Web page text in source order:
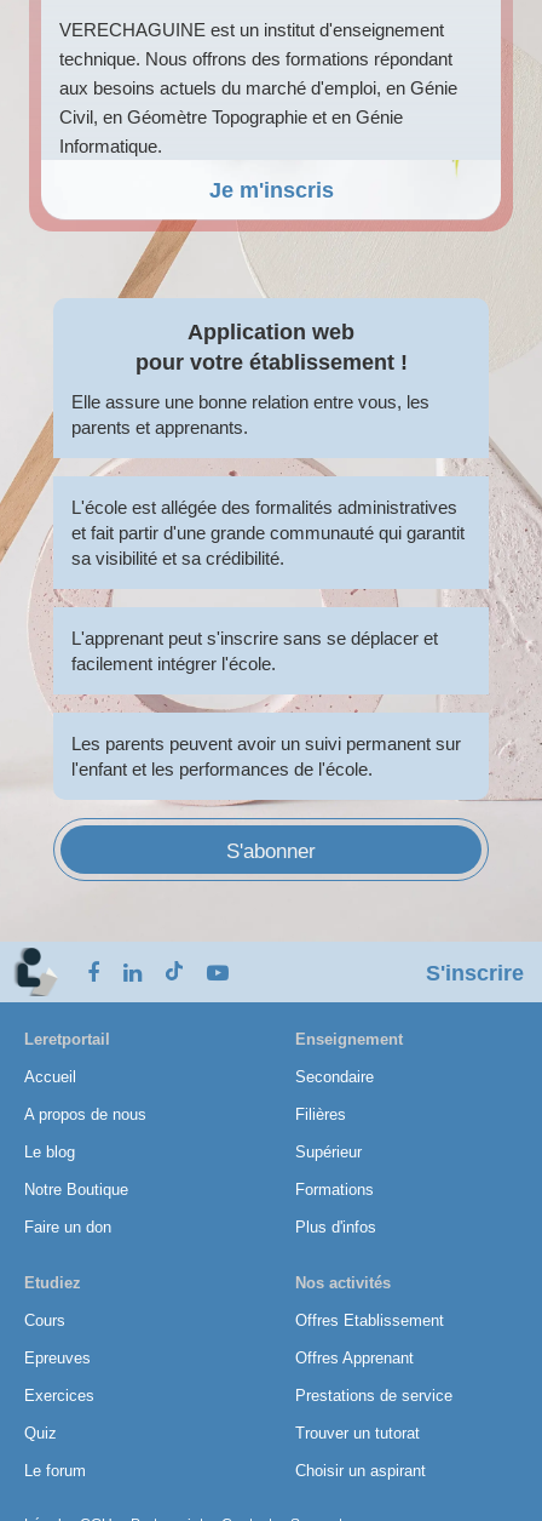
VERECHAGUINE est un institut d'enseignement
technique. Nous offrons des formations répondant
aux besoins actuels du marché d'emploi, en Génie
Civil, en Géomètre Topographie et en Génie
Informatique.
Je m'inscris
Application web
pour votre établissement !
Elle assure une bonne relation entre vous, les
parents et apprenants.
L'école est allégée des formalités administratives
et fait partir d'une grande communauté qui garantit
sa visibilité et sa crédibilité.
L'apprenant peut s'inscrire sans se déplacer et
facilement intégrer l'école.
Les parents peuvent avoir un suivi permanent sur
l'enfant et les performances de l'école.
S'abonner
S'inscrire
Leretportail
Accueil
A propos de nous
Le blog
Notre Boutique
Faire un don
Enseignement
Secondaire
Filières
Supérieur
Formations
Plus d'infos
Etudiez
Cours
Epreuves
Exercices
Quiz
Le forum
Nos activités
Offres Etablissement
Offres Apprenant
Prestations de service
Trouver un tutorat
Choisir un aspirant